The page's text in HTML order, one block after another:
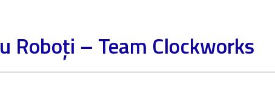
Roboți – Team Clockworks